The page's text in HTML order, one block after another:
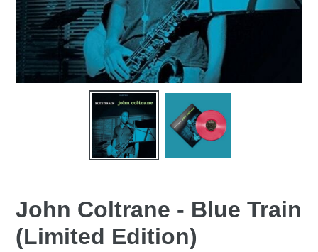
John Coltrane - Blue Train
(Limited Edition)